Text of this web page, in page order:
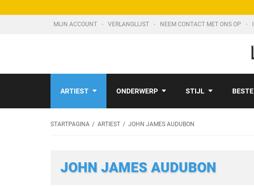
MIJN ACCOUNT VERLANGLIJST NEEM CONTACT MET ONS OP
ARTIEST ONDERWERP STIJL BESTE
STARTPAGINA ARTIEST JOHN JAMES AUDUBON
JOHN JAMES AUDUBON